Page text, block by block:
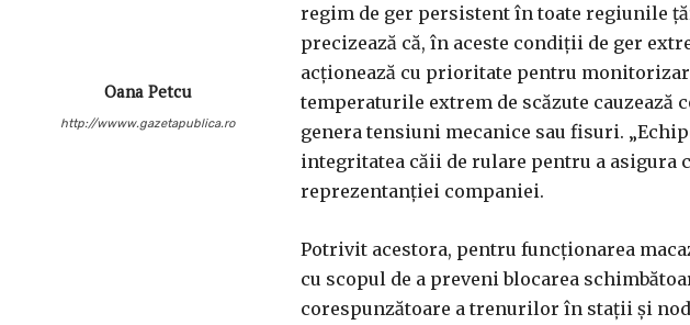
Oana Petcu
http://wwww.gazetapublica.ro
regim de ger persistent în toate regiunile
precizează că, în aceste condiţii de ger
acţionează cu prioritate pentru
temperaturile extrem de scăzute cauzează
genera tensiuni mecanice sau fisuri.
integritatea căii de rulare pentru a asigura
reprezentanţiei companiei.
Potrivit acestora, pentru funcţionarea
cu scopul de a preveni blocarea
corespunzătoare a trenurilor în staţii şi